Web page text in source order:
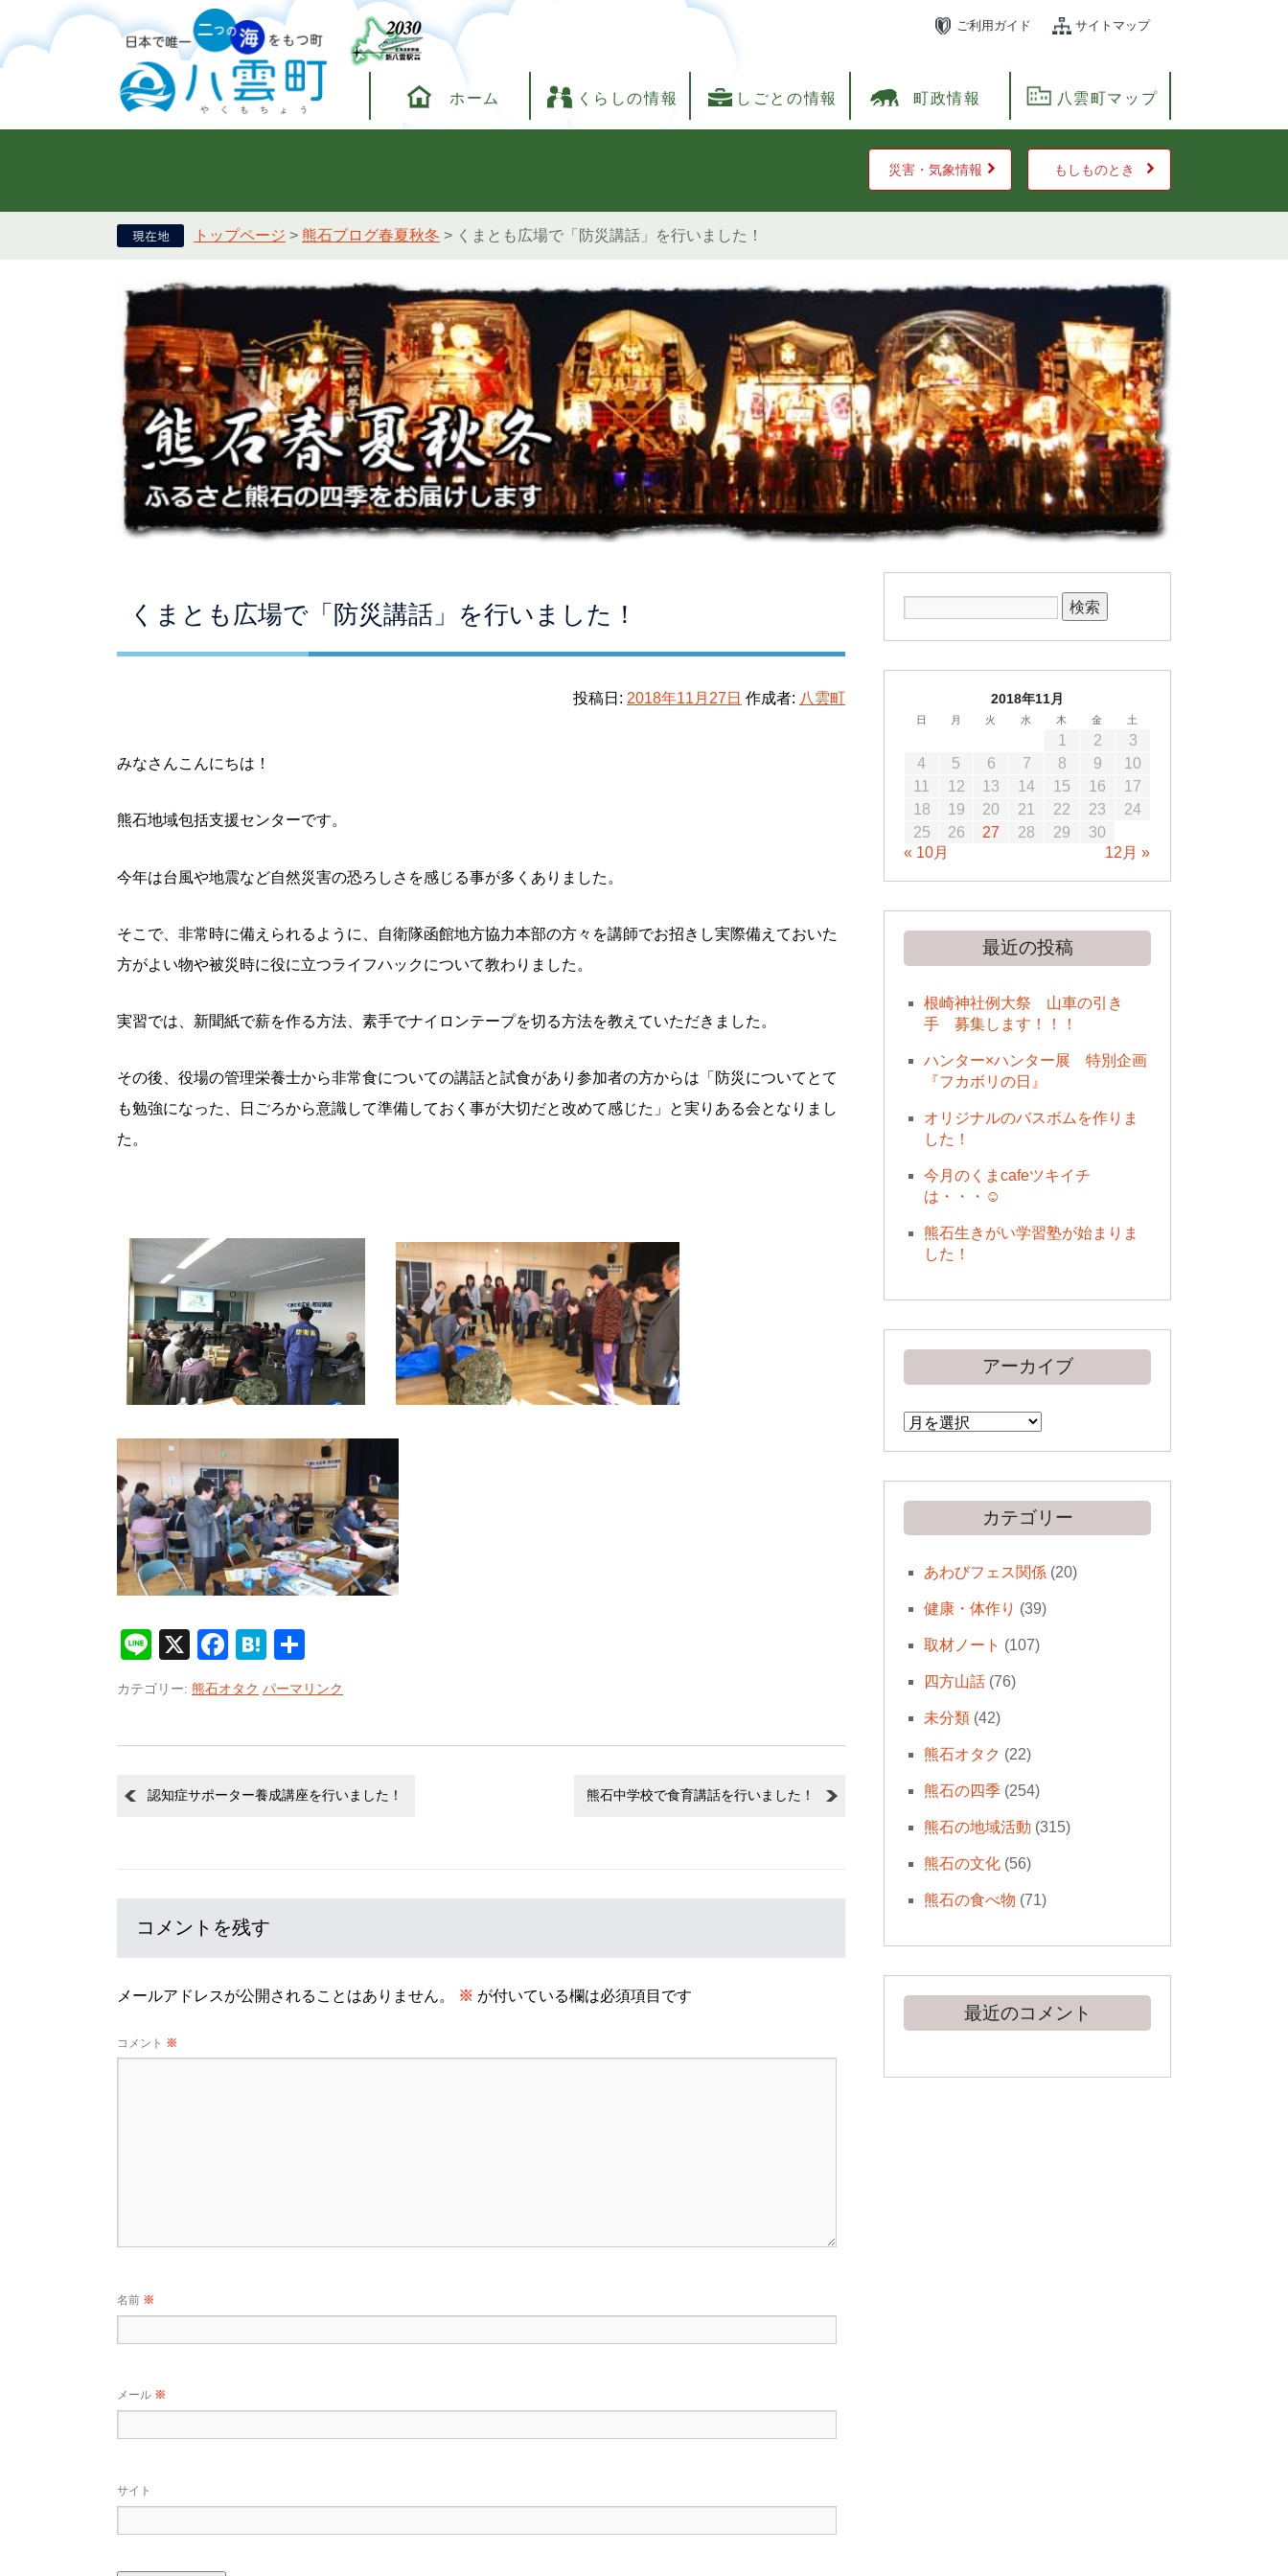
ご利用ガイド サイトマップ
ホーム くらしの情報 しごとの情報 町政情報 八雲町マップ
災害・気象情報 もしものとき
トップページ > 熊石ブログ春夏秋冬 > くまとも広場で「防災講話」を行いました！
くまとも広場で「防災講話」を行いました！
投稿日: 2018年11月27日 作成者: 八雲町
みなさんこんにちは！
熊石地域包括支援センターです。
今年は台風や地震など自然災害の恐ろしさを感じる事が多くありました。
そこで、非常時に備えられるように、自衛隊函館地方協力本部の方々を講師でお招きし実際備えておいた
方がよい物や被災時に役に立つライフハックについて教わりました。
実習では、新聞紙で薪を作る方法、素手でナイロンテープを切る方法を教えていただきました。
その後、役場の管理栄養士から非常食についての講話と試食があり参加者の方からは「防災についてとて
も勉強になった、日ごろから意識して準備しておく事が大切だと改めて感じた」と実りある会となりまし
た。
Line
X Facebook
Hatena
有
カテゴリー: 熊石オタク パーマリンク
認知症サポーター養成講座を行いました！ 熊石中学校で食育講話を行いました！
コメントを残す
メールアドレスが公開されることはありません。 ※ が付いている欄は必須項目です
コメント ※
名前 ※
メール ※
サイト
2018年11月
日 月 火 水 木 金 土
1 2
3
4
5 6 7 8 9
10
11
12 13 14 15 16
17
18
19 20 21 22 23
24
25
26 27 28 29
30
« 10月
12月 »
最近の投稿
根崎神社例大祭 山車の引き
手 募集します！！！
ハンター×ハンター展 特別企画
『フカボリの日』
オリジナルのバスボムを作りま
した！
今月のくまcafeツキイチ
は・・・☺
熊石生きがい学習塾が始まりま
した！
アーカイブ
ア
ー
カ
カテゴリー
あわびフェス関係(20)
健康・体作り (39)
取材ノート (107)
四方山話(76)
未分類(42)
熊石オタク (22)
熊石の四季(254)
熊石の地域活動 (315)
熊石の文化(56)
熊石の食べ物 (71)
最近のコメント